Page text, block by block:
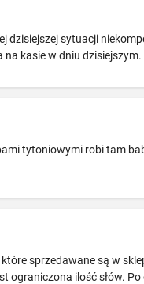
dzisiejszej sytuacji
na kasie w dniu
tytoniowymi robi tam
sprzedawane są w
ograniczona ilość słów.